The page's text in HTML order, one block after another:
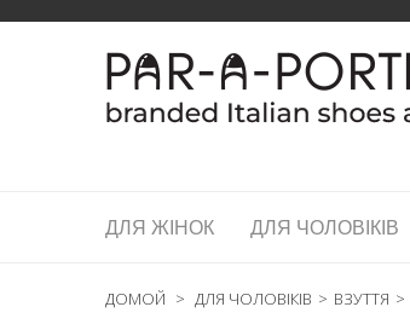
ДЛЯ ЖІНОК ДЛЯ ЧОЛОВІКІВ
ДОМОЙ > ДЛЯ ЧОЛОВІКІВ > ВЗУТТЯ >